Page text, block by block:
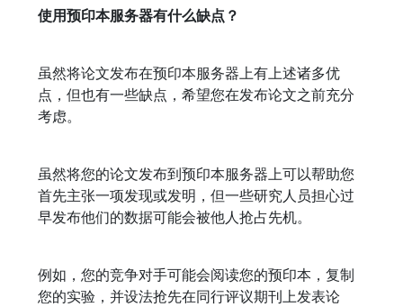
使用预印本服务器有什么缺点？
虽然将论文发布在预印本服务器上有上述诸多优
点，但也有一些缺点，希望您在发布论文之前充分
考虑。
虽然将您的论文发布到预印本服务器上可以帮助您
首先主张一项发现或发明，但一些研究人员担心过
早发布他们的数据可能会被他人抢占先机。
例如，您的竞争对手可能会阅读您的预印本，复制
您的实验，并设法抢先在同行评议期刊上发表论